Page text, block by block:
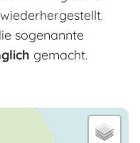
wiederhergestellt.
sogenannte
gemacht.